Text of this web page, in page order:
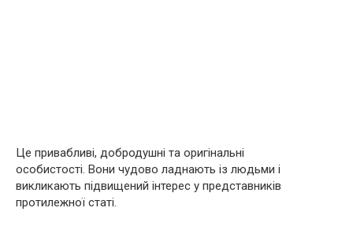
Це привабливі, добродушні та оригінальні
особистості. Вони чудово ладнають із людьми і
викликають підвищений інтерес у представників
протилежної статі.